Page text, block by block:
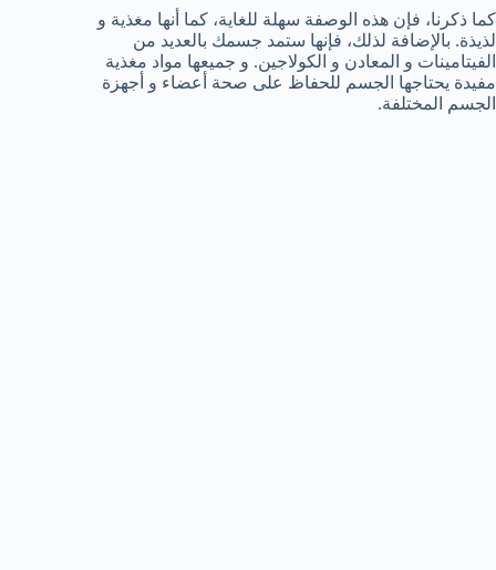
كما ذكرنا، فإن هذه الوصفة سهلة للغاية، كما أنها مغذية و
لذيذة. بالإضافة لذلك، فإنها ستمد جسمك بالعديد من
الفيتامينات و المعادن و الكولاجين. و جميعها مواد مغذية
مفيدة يحتاجها الجسم للحفاظ على صحة أعضاء و أجهزة
الجسم المختلفة.